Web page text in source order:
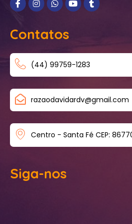
Contatos
(44) 99759-1283
razaodavidardv@gmail.com
Centro - Santa Fé CEP:
Siga-nos